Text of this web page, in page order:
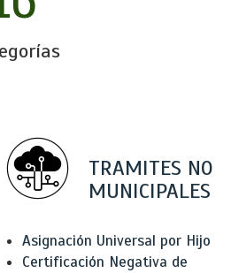
TRAMITES NO
MUNICIPALES
Asignación Universal por Hijo
Certificación Negativa de